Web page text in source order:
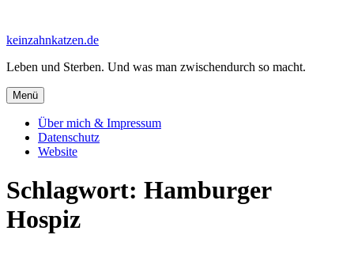
springen
keinzahnkatzen.de
Leben und Sterben. Und was man zwischendurch so macht.
Menü
Über mich & Impressum
Datenschutz
Website
Schlagwort: Hamburger
Hospiz